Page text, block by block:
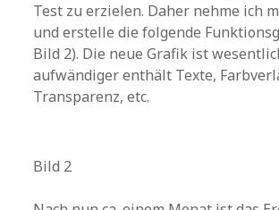
Test zu erzielen. Daher nehme ich
und erstelle die folgende
Bild 2). Die neue Grafik ist
aufwändiger enthält Texte,
Transparenz, etc.
Bild 2